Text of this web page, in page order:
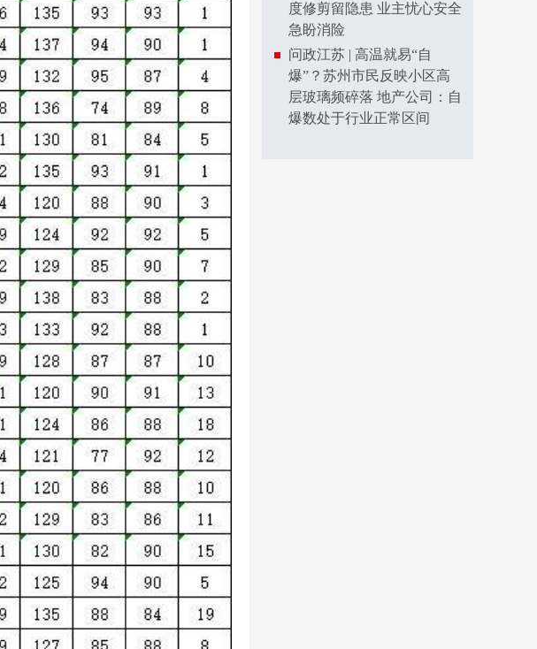
度修剪留隐患 业主忧心安全
急盼消险
问政江苏 | 高温就易“自
爆”？苏州市民反映小区高
层玻璃频碎落 地产公司：自
爆数处于行业正常区间